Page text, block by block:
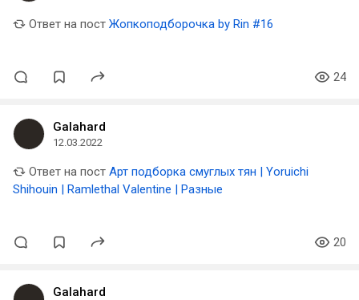
Ответ на пост Жопкоподборочка by Rin #16
24
Galahard
12.03.2022
Ответ на пост Арт подборка смуглых тян | Yoruichi
Shihouin | Ramlethal Valentine | Разные
20
Galahard